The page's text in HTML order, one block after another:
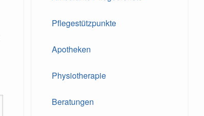
Pflegestützpunkte
Apotheken
Physiotherapie
Beratungen